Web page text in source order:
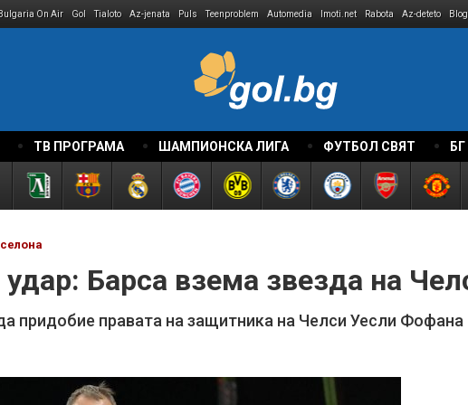
Bulgaria On Air Gol Tialoto Az-jenata Puls Teenproblem Automedia Imoti.net Rabota Az-deteto Blog
ТВ ПРОГРАМА ШАМПИОНСКА ЛИГА ФУТБОЛ СВЯТ
Барса взема звезда на
придобие правата на защитника на Челси Уесли Фофана